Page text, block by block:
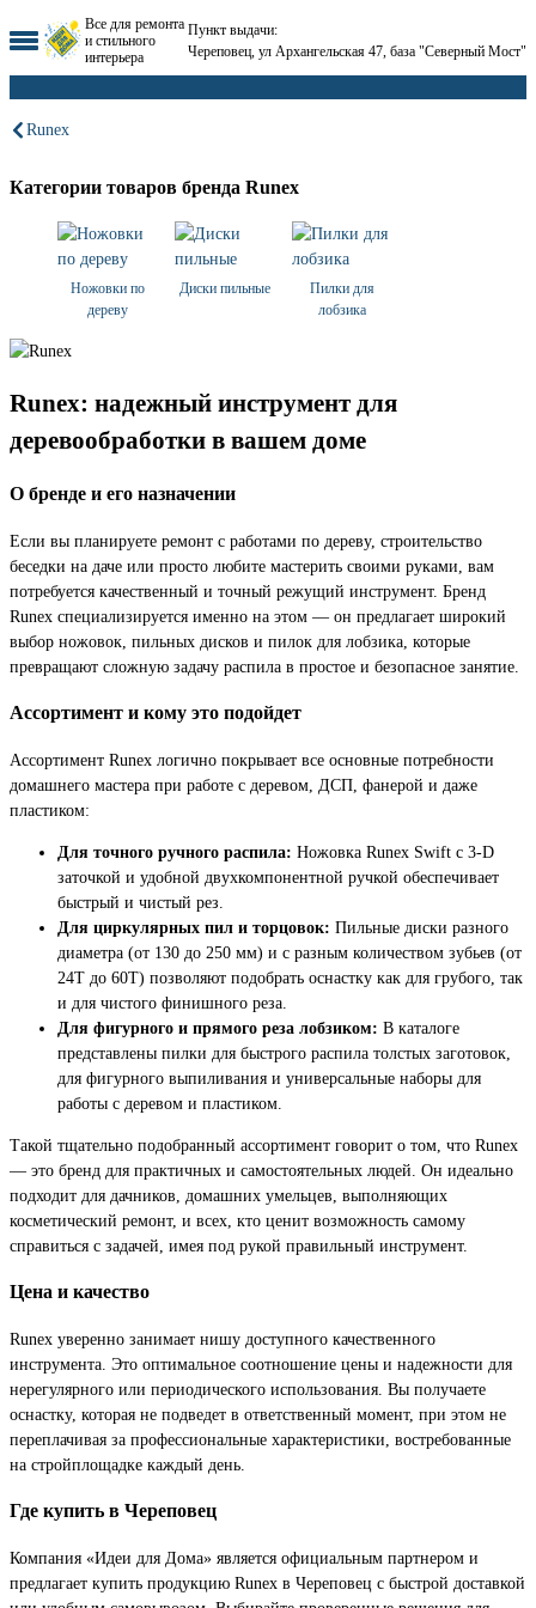
Все для ремонта
и стильного
интерьера
Пункт выдачи:
Череповец, ул Архангельская 47, база "Северный Мост"
Runex
Категории товаров бренда Runex
Ножовки по
дереву
Диски пильные
Пилки для
лобзика
Runex: надежный инструмент для
деревообработки в вашем доме
О бренде и его назначении
Если вы планируете ремонт с работами по дереву, строительство
беседки на даче или просто любите мастерить своими руками, вам
потребуется качественный и точный режущий инструмент. Бренд
Runex специализируется именно на этом — он предлагает широкий
выбор ножовок, пильных дисков и пилок для лобзика, которые
превращают сложную задачу распила в простое и безопасное занятие.
Ассортимент и кому это подойдет
Ассортимент Runex логично покрывает все основные потребности
домашнего мастера при работе с деревом, ДСП, фанерой и даже
пластиком:
Для точного ручного распила: Ножовка Runex Swift с 3-D
заточкой и удобной двухкомпонентной ручкой обеспечивает
быстрый и чистый рез.
Для циркулярных пил и торцовок: Пильные диски разного
диаметра (от 130 до 250 мм) и с разным количеством зубьев (от
24Т до 60Т) позволяют подобрать оснастку как для грубого, так
и для чистого финишного реза.
Для фигурного и прямого реза лобзиком: В каталоге
представлены пилки для быстрого распила толстых заготовок,
для фигурного выпиливания и универсальные наборы для
работы с деревом и пластиком.
Такой тщательно подобранный ассортимент говорит о том, что Runex
— это бренд для практичных и самостоятельных людей. Он идеально
подходит для дачников, домашних умельцев, выполняющих
косметический ремонт, и всех, кто ценит возможность самому
справиться с задачей, имея под рукой правильный инструмент.
Цена и качество
Runex уверенно занимает нишу доступного качественного
инструмента. Это оптимальное соотношение цены и надежности для
нерегулярного или периодического использования. Вы получаете
оснастку, которая не подведет в ответственный момент, при этом не
переплачивая за профессиональные характеристики, востребованные
на стройплощадке каждый день.
Где купить в Череповец
Компания «Идеи для Дома» является официальным партнером и
предлагает купить продукцию Runex в Череповец с быстрой доставкой